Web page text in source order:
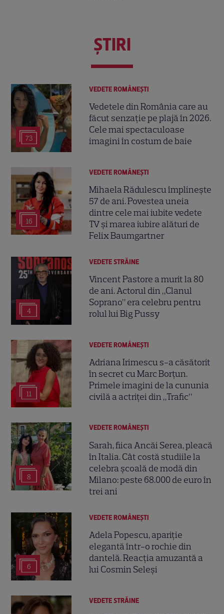
ŞTIRI
73
VEDETE ROMÂNEŞTI
Vedetele din România care au
făcut senzație pe plajă în 2026.
Cele mai spectaculoase
imagini în costum de baie
16
VEDETE ROMÂNEŞTI
Mihaela Rădulescu împlinește
57 de ani. Povestea uneia
dintre cele mai iubite vedete
TV și marea iubire alături de
Felix Baumgartner
4
VEDETE STRĂINE
Vincent Pastore a murit la 80
de ani. Actorul din „Clanul
Soprano” era celebru pentru
rolul lui Big Pussy
11
VEDETE ROMÂNEŞTI
Adriana Irimescu s-a căsătorit
în secret cu Marc Borțun.
Primele imagini de la cununia
civilă a actriței din „Trafic”
8
VEDETE ROMÂNEŞTI
Sarah, fiica Ancăi Serea, pleacă
în Italia. Cât costă studiile la
celebra școală de modă din
Milano: peste 68.000 de euro în
trei ani
6
VEDETE ROMÂNEŞTI
Adela Popescu, apariție
elegantă într-o rochie din
dantelă. Reacția amuzantă a
lui Cosmin Seleși
VEDETE STRĂINE